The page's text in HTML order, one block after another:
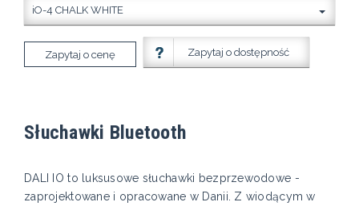
iO-4 CHALK WHITE
Zapytaj o cenę Zapytaj o dostępność
Słuchawki Bluetooth
DALI IO to luksusowe słuchawki bezprzewodowe -
zaprojektowane i opracowane w Danii. Z wiodącym w